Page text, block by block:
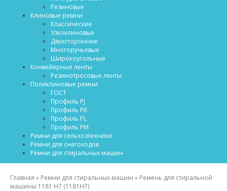
Резиновые
Клиновые ремни
Классические
Узкоклиновые
Двухсторонние
Многоручьевые
Широкоугольные
Конвейерные ленты
Резинотросовые ленты
Поликлиновые ремни
ГОСТ
Профиль PJ
Профиль PK
Профиль PL
Профиль PM
Ремни для сельхозтехники
Ремни для снегоходов
Ремни для стиральных машин
Главная » Ремни для стиральных машин » Ремень для стиральной
машины 1181 H7 (1181H7)